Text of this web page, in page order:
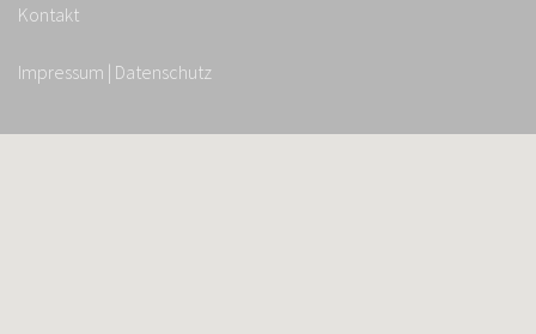
Kontakt
Impressum Datenschutz